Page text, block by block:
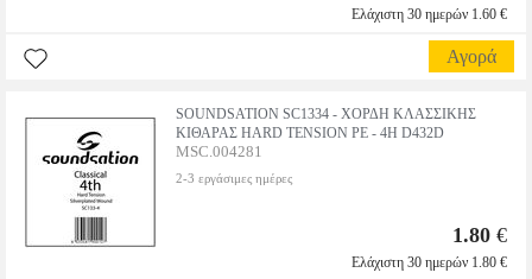
Ελάχιστη 30 ημερών 1.60 €
Αγορά
SOUNDSATION SC1334 - ΧΟΡΔΗ ΚΛΑΣΣΙΚΗΣ
ΚΙΘΑΡΑΣ HARD TENSION ΡΕ - 4Η D432D
MSC.004281
2-3 εργάσιμες ημέρες
1.80 €
Ελάχιστη 30 ημερών 1.80 €